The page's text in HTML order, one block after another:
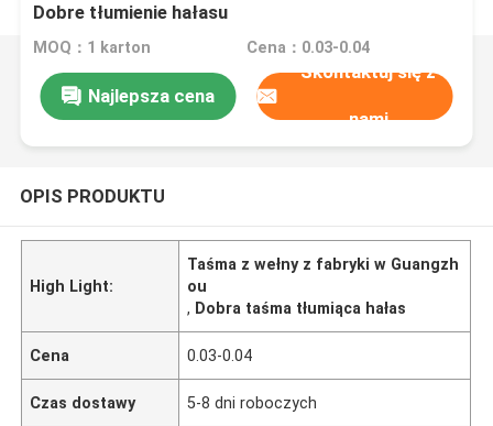
Dobre tłumienie hałasu
MOQ：1 karton Cena：0.03-0.04
Najlepsza cena
Skontaktuj się z
nami
OPIS PRODUKTU
High Light:
Taśma z wełny z fabryki w Guangzh
ou
, Dobra taśma tłumiąca hałas
Cena 0.03-0.04
Czas dostawy 5-8 dni roboczych